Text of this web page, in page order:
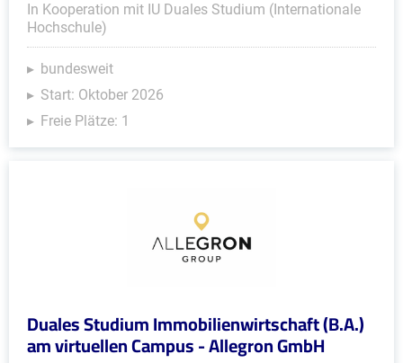
In Kooperation mit IU Duales Studium (Internationale
Hochschule)
bundesweit
Start: Oktober 2026
Freie Plätze: 1
Duales Studium Immobilienwirtschaft (B.A.)
am virtuellen Campus - Allegron GmbH